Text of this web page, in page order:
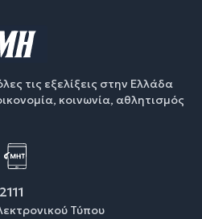
τις εξελίξεις στην Ελλάδα
κοινωνία, αθλητισμός
Τύπου